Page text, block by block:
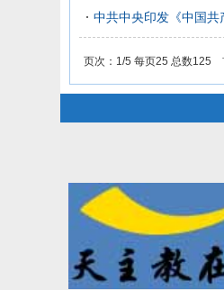
中共中央印发《中国共
页次：1/5 每页25 总数125